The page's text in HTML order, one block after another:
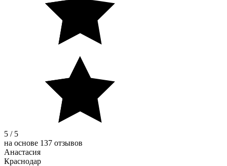
5 / 5
на основе 137 отзывов
Анастасия
Краснодар